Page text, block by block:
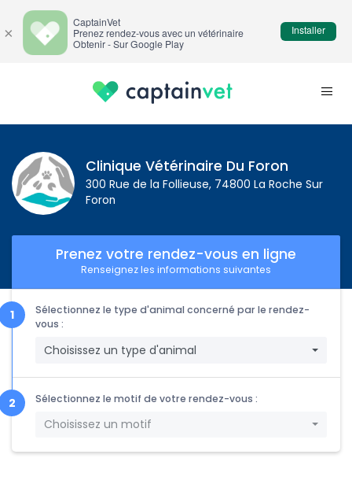
Clinique Vétérinaire Du Foron
300 Rue de la Follieuse, 74800 La Roche Sur
Foron
Prenez votre rendez-vous en ligne
Renseignez les informations suivantes
Sélectionnez le type d'animal concerné par le rendez-
vous :
Choisissez un type d'animal
Sélectionnez le motif de votre rendez-vous :
Choisissez un motif
×
CaptainVet
Prenez rendez-vous avec un vétérinaire
Obtenir - Sur Google Play
Installer